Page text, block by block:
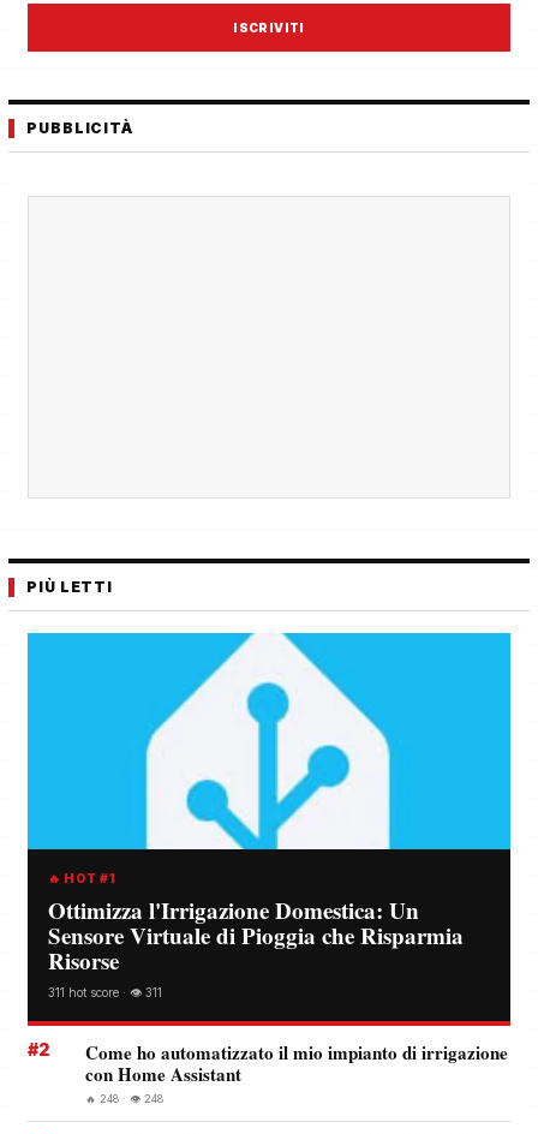
ISCRIVITI
PUBBLICITÀ
PIÙ LETTI
🔥 HOT #1
Ottimizza l'Irrigazione Domestica: Un
Sensore Virtuale di Pioggia che Risparmia
Risorse
311 hot score · 👁️ 311
#2
Come ho automatizzato il mio impianto di irrigazione
con Home Assistant
🔥 248 · 👁️ 248